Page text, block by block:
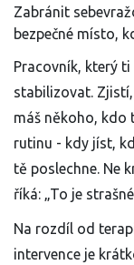
Zabránit
bezpečné místo,
Pracovník, který ti
stabilizovat.
máš někoho, kdo
rutinu - kdy jíst,
tě poslechne. Ne
říká: „To je
Na rozdíl od
intervence je